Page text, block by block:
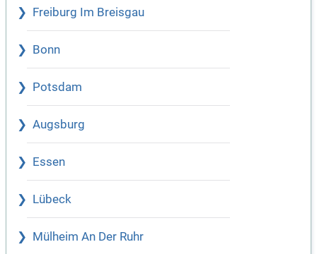
Freiburg Im Breisgau
Bonn
Potsdam
Augsburg
Essen
Lübeck
Mülheim An Der Ruhr